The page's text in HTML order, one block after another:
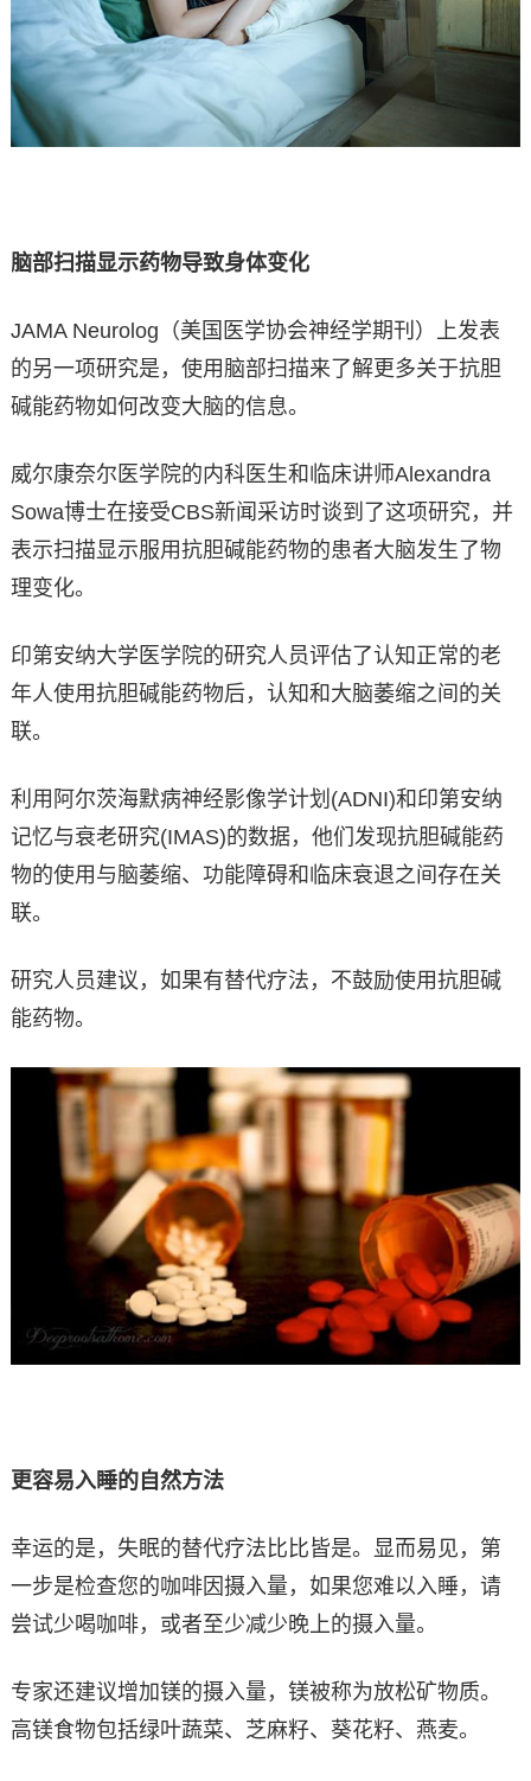
脑部扫描显示药物导致身体变化
JAMA Neurolog（美国医学协会神经学期刊）上发表
的另一项研究是，使用脑部扫描来了解更多关于抗胆
碱能药物如何改变大脑的信息。
威尔康奈尔医学院的内科医生和临床讲师Alexandra
Sowa博士在接受CBS新闻采访时谈到了这项研究，并
表示扫描显示服用抗胆碱能药物的患者大脑发生了物
理变化。
印第安纳大学医学院的研究人员评估了认知正常的老
年人使用抗胆碱能药物后，认知和大脑萎缩之间的关
联。
利用阿尔茨海默病神经影像学计划(ADNI)和印第安纳
记忆与衰老研究(IMAS)的数据，他们发现抗胆碱能药
物的使用与脑萎缩、功能障碍和临床衰退之间存在关
联。
研究人员建议，如果有替代疗法，不鼓励使用抗胆碱
能药物。
更容易入睡的自然方法
幸运的是，失眠的替代疗法比比皆是。显而易见，第
一步是检查您的咖啡因摄入量，如果您难以入睡，请
尝试少喝咖啡，或者至少减少晚上的摄入量。
专家还建议增加镁的摄入量，镁被称为放松矿物质。
高镁食物包括绿叶蔬菜、芝麻籽、葵花籽、燕麦。